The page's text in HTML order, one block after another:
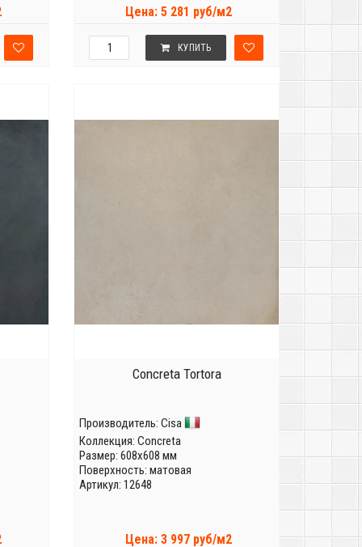
Цена: 5 281 руб/м2
КУПИТЬ
Concreta Tortora
Производитель: Cisa
Коллекция: Concreta
Размер: 608x608 мм
Поверхность: матовая
Артикул: 12648
Цена: 3 997 руб/м2